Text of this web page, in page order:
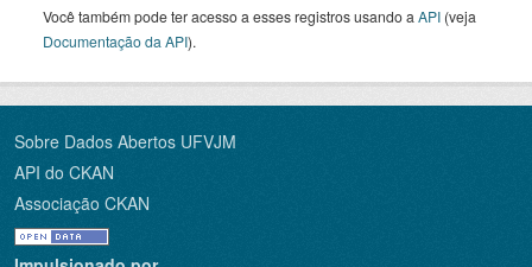
Você também pode ter acesso a esses registros usando a API (veja
Documentação da API).
Sobre Dados Abertos UFVJM
API do CKAN
Associação CKAN